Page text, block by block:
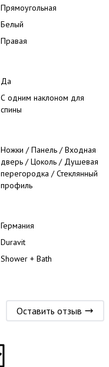
Прямоугольная
Белый
Правая
Да
С одним наклоном для
спины
Ножки / Панель / Входная
дверь / Цоколь / Душевая
перегородка / Стеклянный
профиль
Германия
Duravit
Shower + Bath
Оставить отзыв